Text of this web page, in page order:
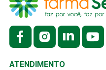
ATENDIMENTO